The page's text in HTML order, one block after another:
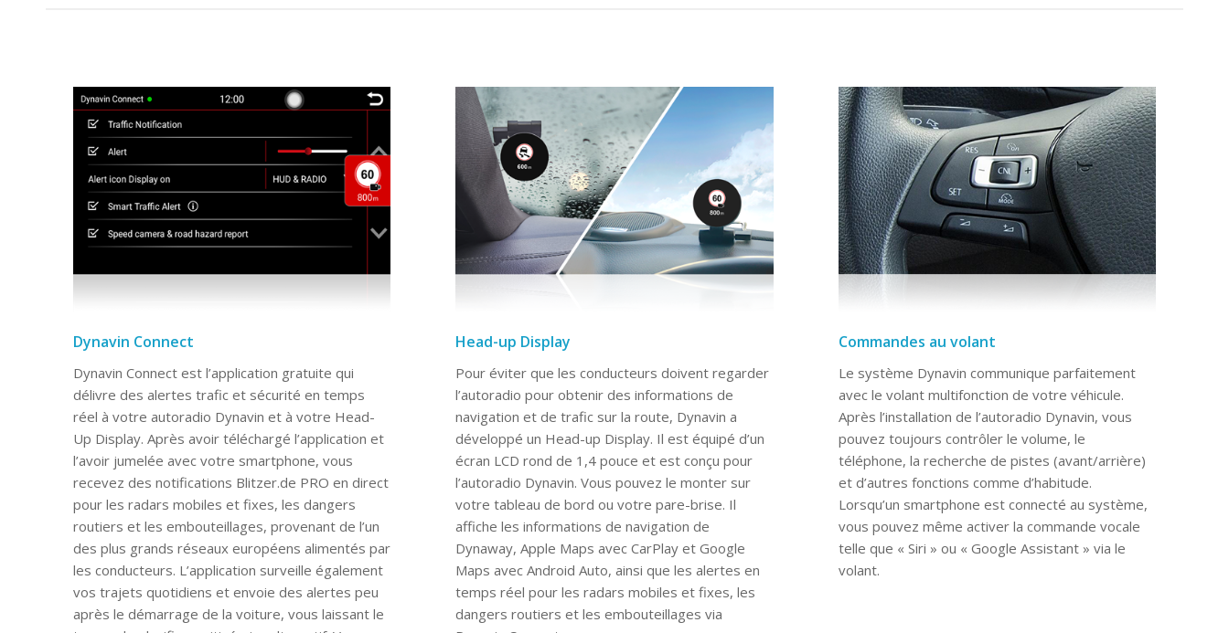
Dynavin Connect
Dynavin Connect est l’application gratuite qui
délivre des alertes trafic et sécurité en temps
réel à votre autoradio Dynavin et à votre Head-
Up Display. Après avoir téléchargé l’application et
l’avoir jumelée avec votre smartphone, vous
recevez des notifications Blitzer.de PRO en direct
pour les radars mobiles et fixes, les dangers
routiers et les embouteillages, provenant de l’un
des plus grands réseaux européens alimentés par
les conducteurs. L’application surveille également
vos trajets quotidiens et envoie des alertes peu
après le démarrage de la voiture, vous laissant le
Head-up Display
Pour éviter que les conducteurs doivent regarder
l’autoradio pour obtenir des informations de
navigation et de trafic sur la route, Dynavin a
développé un Head-up Display. Il est équipé d’un
écran LCD rond de 1,4 pouce et est conçu pour
l’autoradio Dynavin. Vous pouvez le monter sur
votre tableau de bord ou votre pare-brise. Il
affiche les informations de navigation de
Dynaway, Apple Maps avec CarPlay et Google
Maps avec Android Auto, ainsi que les alertes en
temps réel pour les radars mobiles et fixes, les
dangers routiers et les embouteillages via
Commandes au volant
Le système Dynavin communique parfaitement
avec le volant multifonction de votre véhicule.
Après l’installation de l’autoradio Dynavin, vous
pouvez toujours contrôler le volume, le
téléphone, la recherche de pistes (avant/arrière)
et d’autres fonctions comme d’habitude.
Lorsqu’un smartphone est connecté au système,
vous pouvez même activer la commande vocale
telle que « Siri » ou « Google Assistant » via le
volant.